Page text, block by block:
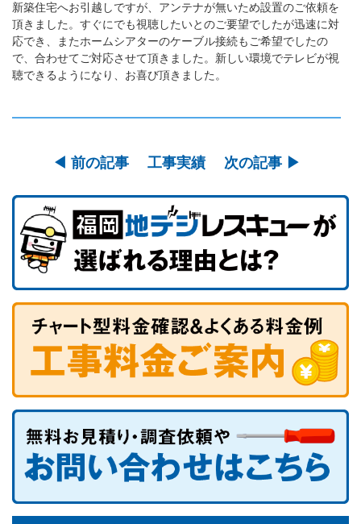
新築住宅へお引越しですが、アンテナが無いため設置のご依頼を
頂きました。すぐにでも視聴したいとのご要望でしたが迅速に対
応でき、またホームシアターのケーブル接続もご希望でしたの
で、合わせてご対応させて頂きました。新しい環境でテレビが視
聴できるようになり、お喜び頂きました。
◀︎ 前の記事 工事実績 次の記事 ▶︎